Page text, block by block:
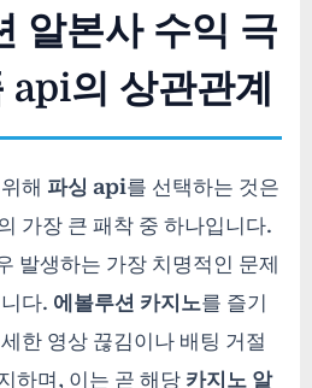
알본사 수익 극
api의 상관관계
해 파싱 api를 선택하는 것은
가장 큰 패착 중 하나입니다.
발생하는 가장 치명적인 문제
다. 에볼루션 카지노를 즐기
한 영상 끊김이나 배팅 거절
하며, 이는 곧 해당 카지노 알